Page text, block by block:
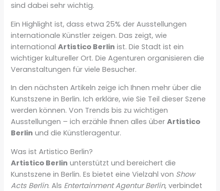
sind dabei sehr wichtig.
Ein Highlight ist, dass etwa 25% der Ausstellungen
internationale Künstler zeigen. Das zeigt, wie
internationalArtistico Berlin ist. Die Stadt ist ein
wichtiger kultureller Ort. Die Agenturen organisieren die
Veranstaltungen für viele Besucher.
In den nächsten Artikeln zeige ich Ihnen mehr über die
Kunstszene in Berlin. Ich erkläre, wie Sie Teil dieser Szene
werden können. Von Trends bis zu wichtigen
Ausstellungen – ich erzähle Ihnen alles überArtistico
Berlin und die Künstleragentur.
Was ist Artistico Berlin?
Artistico Berlin unterstützt und bereichert die
Kunstszene in Berlin. Es bietet eine Vielzahl von Show
Acts Berlin. Als Entertainment Agentur Berlin, verbindet